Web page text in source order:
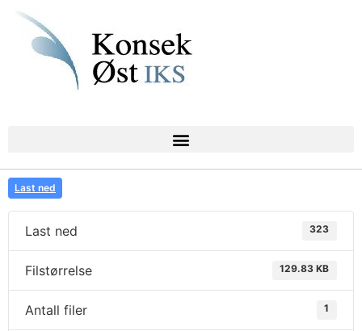
Last ned
Last ned 323
Filstørrelse 129.83 KB
Antall filer 1